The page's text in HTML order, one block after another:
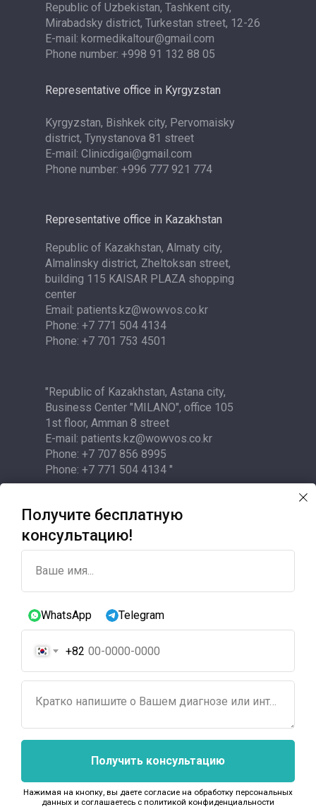
Representative office in Kyrgyzstan
Republic of Uzbekistan, Tashkent city,
Mirabadsky district, Turkestan street, 12-26
E-mail: kormedikaltour@gmail.com
Phone number: +998 91 132 88 05
Kyrgyzstan, Bishkek city, Pervomaisky
district, Tynystanova 81 street
E-mail: Clinicdigai@gmail.com
Phone number: +996 777 921 774
Representative office in Kazakhstan
Republic of Kazakhstan, Almaty city,
Almalinsky district, Zheltoksan street,
building 115 KAISAR PLAZA shopping
center
Email: patients.kz@wowvos.co.kr
Phone: +7 771 504 4134
Phone: +7 701 753 4501
"Republic of Kazakhstan, Astana city,
Business Center "MILANO", office 105
1st floor, Amman 8 street
E-mail: patients.kz@wowvos.co.kr
Phone: +7 707 856 8995
Phone: +7 771 504 4134 "
city,
Turkestan region, Sairam district,
Aksu village,Silk Road 1
Email: hilolausvalieva@gmail.com
Phone: +7 702 890 3203
Получите бесплатную
консультацию!
Ваше имя...
WhatsApp Telegram
+82
Кратко напишите о Вашем диагнозе или интересующем лечении...
Получить консультацию
Нажимая на кнопку, вы даете согласие на обработку персональных
данных и соглашаетесь c политикой конфиденциальности